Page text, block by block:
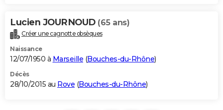
Lucien JOURNOUD (65 ans)
Créer une cagnotte obsèques
Naissance
12/07/1950 à Marseille (Bouches-du-Rhône)
Décès
28/10/2015 au Rove (Bouches-du-Rhône)